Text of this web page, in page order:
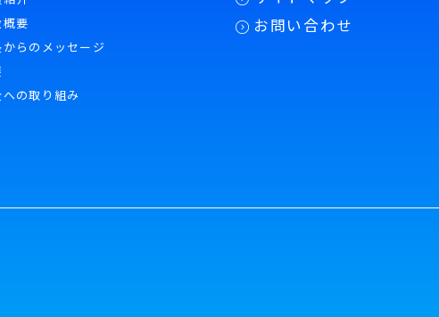
要
らのメッセージ
への取り組み
お問い合わせ